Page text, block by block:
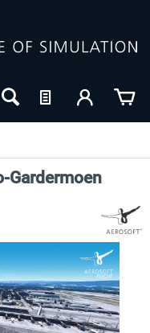
Gardermoen